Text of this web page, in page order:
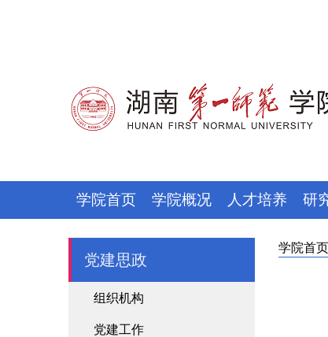
学院首页 学院概况 人才培养 研
党建思政
组织机构
党建工作
学院首页